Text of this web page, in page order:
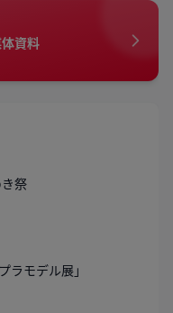
体資料
祭
ラモデル展」